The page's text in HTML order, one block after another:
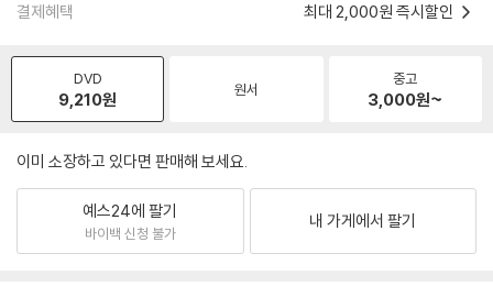
결제혜택 최대 2,000원 즉시할인
DVD
9,210원 원서
중고
3,000원~
이미 소장하고 있다면 판매해 보세요.
예스24에 팔기
바이백 신청 불가
내 가게에서 팔기